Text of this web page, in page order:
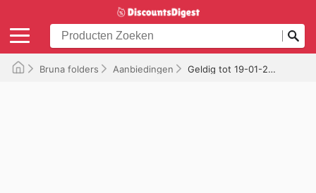
Bruna folders Aanbiedingen Geldig tot 19-01-2026